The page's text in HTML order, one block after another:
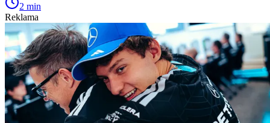
2 min
Reklama